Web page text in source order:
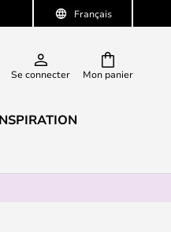
Français
Mon panier
Se connecter